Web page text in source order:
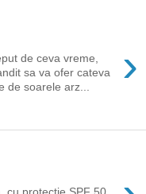
›
de ceva vreme,
sa va ofer cateva
de soarele arz...